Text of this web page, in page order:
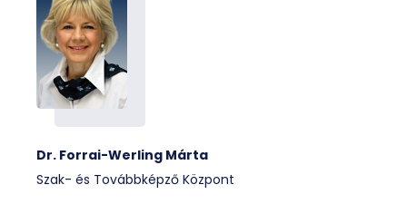
Dr. Forrai-Werling Márta
Szak- és Továbbképző Központ